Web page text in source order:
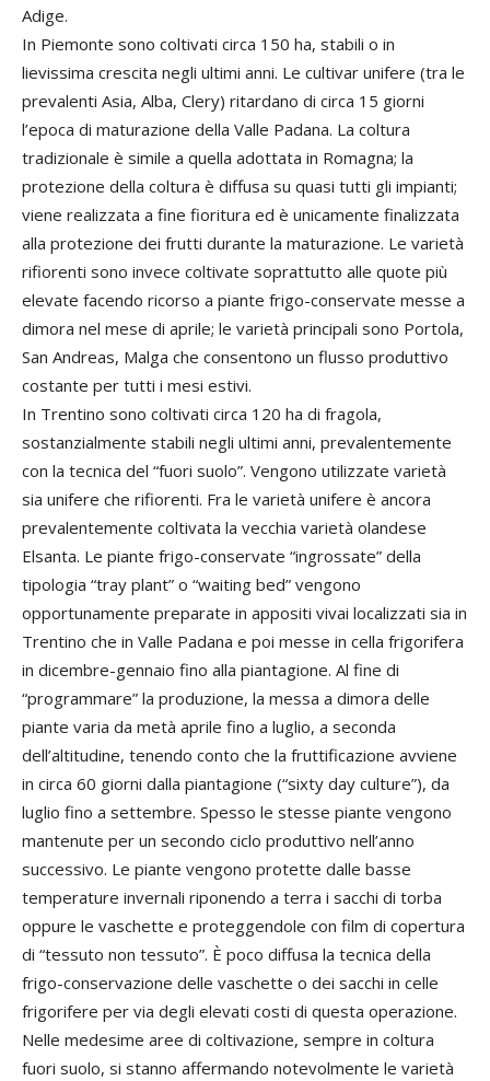
Adige.
In Piemonte sono coltivati circa 150 ha, stabili o in
lievissima crescita negli ultimi anni. Le cultivar unifere (tra le
prevalenti Asia, Alba, Clery) ritardano di circa 15 giorni
l’epoca di maturazione della Valle Padana. La coltura
tradizionale è simile a quella adottata in Romagna; la
protezione della coltura è diffusa su quasi tutti gli impianti;
viene realizzata a fine fioritura ed è unicamente finalizzata
alla protezione dei frutti durante la maturazione. Le varietà
rifiorenti sono invece coltivate soprattutto alle quote più
elevate facendo ricorso a piante frigo-conservate messe a
dimora nel mese di aprile; le varietà principali sono Portola,
San Andreas, Malga che consentono un flusso produttivo
costante per tutti i mesi estivi.
In Trentino sono coltivati circa 120 ha di fragola,
sostanzialmente stabili negli ultimi anni, prevalentemente
con la tecnica del “fuori suolo”. Vengono utilizzate varietà
sia unifere che rifiorenti. Fra le varietà unifere è ancora
prevalentemente coltivata la vecchia varietà olandese
Elsanta. Le piante frigo-conservate “ingrossate” della
tipologia “tray plant” o “waiting bed” vengono
opportunamente preparate in appositi vivai localizzati sia in
Trentino che in Valle Padana e poi messe in cella frigorifera
in dicembre-gennaio fino alla piantagione. Al fine di
“programmare” la produzione, la messa a dimora delle
piante varia da metà aprile fino a luglio, a seconda
dell’altitudine, tenendo conto che la fruttificazione avviene
in circa 60 giorni dalla piantagione (“sixty day culture”), da
luglio fino a settembre. Spesso le stesse piante vengono
mantenute per un secondo ciclo produttivo nell’anno
successivo. Le piante vengono protette dalle basse
temperature invernali riponendo a terra i sacchi di torba
oppure le vaschette e proteggendole con film di copertura
di “tessuto non tessuto”. È poco diffusa la tecnica della
frigo-conservazione delle vaschette o dei sacchi in celle
frigorifere per via degli elevati costi di questa operazione.
Nelle medesime aree di coltivazione, sempre in coltura
fuori suolo, si stanno affermando notevolmente le varietà